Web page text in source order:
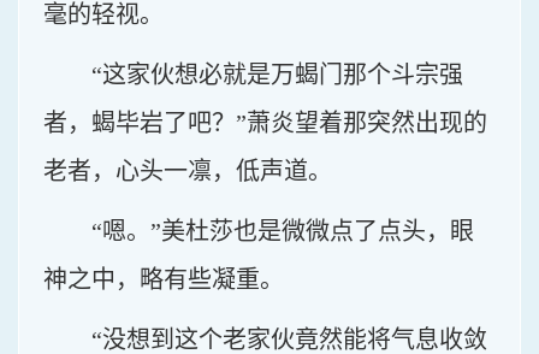
毫的轻视。
“这家伙想必就是万蝎门那个斗宗强
者，蝎毕岩了吧？”萧炎望着那突然出现的
老者，心头一凛，低声道。
“嗯。”美杜莎也是微微点了点头，眼
神之中，略有些凝重。
“没想到这个老家伙竟然能将气息收敛